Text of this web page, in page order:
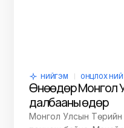
НИЙГЭМ ОНЦЛОХ
Өнөөдөр Монгол
далбааны өдөр
Монгол Улсын